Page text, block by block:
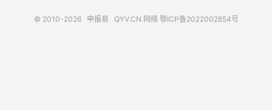
© 2010-2026 申报易 QYV.CN 网络 鄂ICP备2022002854号